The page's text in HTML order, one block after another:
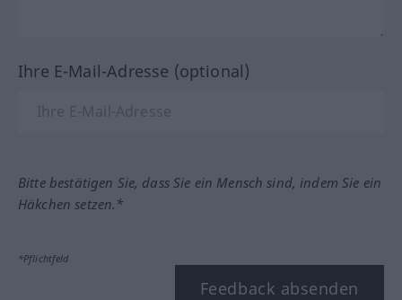
Ihre E-Mail-Adresse (optional)
Bitte bestätigen Sie, dass Sie ein Mensch sind, indem Sie ein
Häkchen setzen.*
*Pflichtfeld
Feedback absenden